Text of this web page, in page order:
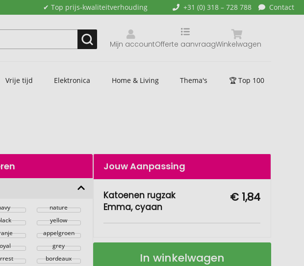
✔ Top prijs-kwaliteitverhouding +31 (0) 318 – 728 788 Contact
Mijn account Winkelwagen
Offerte aanvraag
Vrije tijd Elektronica Home & Living Thema's 🏆 Top 100
nature
yellow
appelgroen
grey
bordeaux
Jouw Aanpassing
Katoenen rugzak
Emma, cyaan
€ 1,84
Katoenen
Op
In winkelwagen